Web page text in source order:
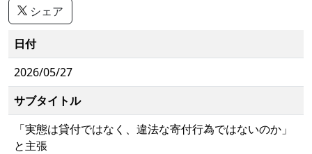
シェア
日付
2026/05/27
サブタイトル
「実態は貸付ではなく、違法な寄付行為ではないのか」
と主張